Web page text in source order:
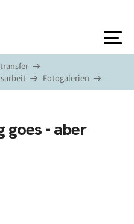
Fotogalerien
goes - aber